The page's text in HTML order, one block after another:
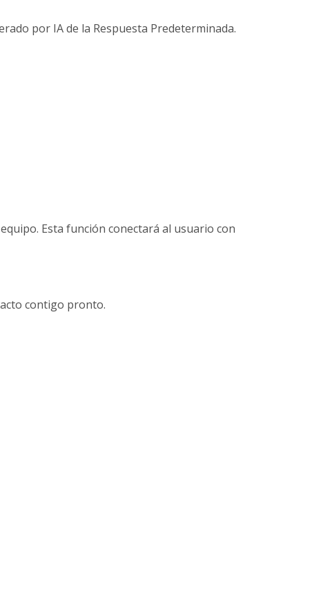
por IA de la Respuesta Predeterminada.
Esta función conectará al usuario con
contigo pronto.